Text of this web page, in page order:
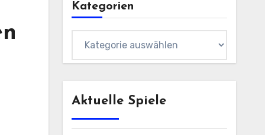
Kategorien
Aktuelle Spiele